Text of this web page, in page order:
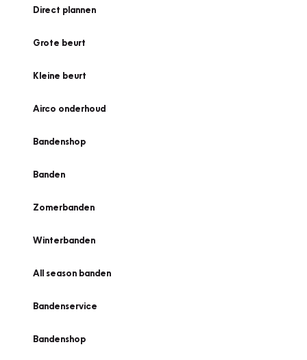
Direct plannen
Grote beurt
Kleine beurt
Airco onderhoud
Bandenshop
Banden
Zomerbanden
Winterbanden
All season banden
Bandenservice
Bandenshop